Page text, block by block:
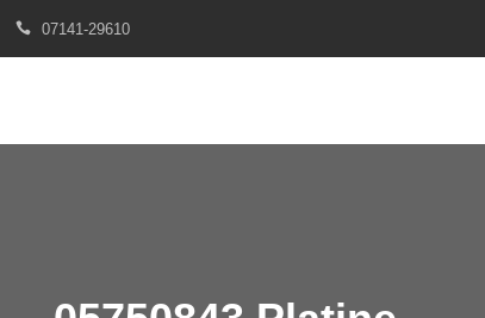
07141-29610